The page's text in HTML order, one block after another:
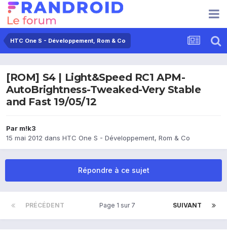
HTC One S - Développement, Rom & Co
[ROM] S4 | Light&Speed RC1 APM-
AutoBrightness-Tweaked-Very Stable
and Fast 19/05/12
Par m!k3
15 mai 2012 dans HTC One S - Développement, Rom & Co
Répondre à ce sujet
PRÉCÉDENT SUIVANT
Page 1 sur 7